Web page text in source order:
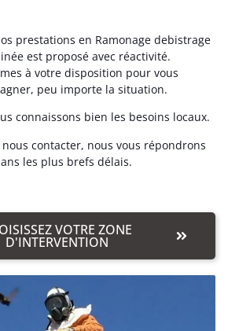
prestations en Ramonage debistrage
est proposé avec réactivité.
à votre disposition pour vous
peu importe la situation.
connaissons bien les besoins locaux.
nous contacter, nous vous répondrons
les plus brefs délais.
VOTRE ZONE
D'INTERVENTION